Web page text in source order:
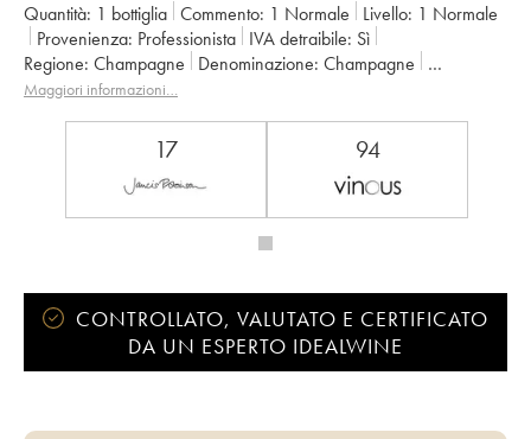
Quantità: 1 bottiglia Commento: 1 Normale Livello: 1 Normale
Provenienza:
professionista IVA detraibile:
sì
Regione:
Champagne Denominazione:
Champagne
Proprietario: Larmandier-Bernier
Maggiori informazioni…
17 94
CONTROLLATO, VALUTATO E CERTIFICATO
DA UN ESPERTO IDEALWINE